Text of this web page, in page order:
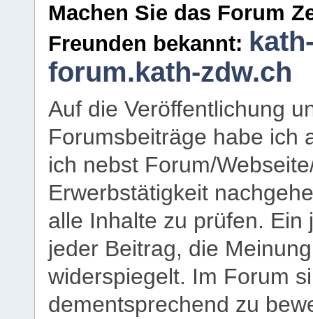
Machen Sie das Forum
Freunden bekannt:
forum.kath-zdw.ch
Auf die Veröffentlichung
Forumsbeiträge habe ich
ich nebst Forum/
Erwerbstätigkeit
alle Inhalte zu prüfen.
jeder Beitrag, die
widerspiegelt. Im Forum
dementsprechend zu